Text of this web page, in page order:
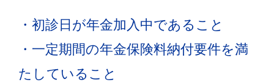
・初診日が年金加入中であること
・一定期間の年金保険料納付要件を満
たしていること